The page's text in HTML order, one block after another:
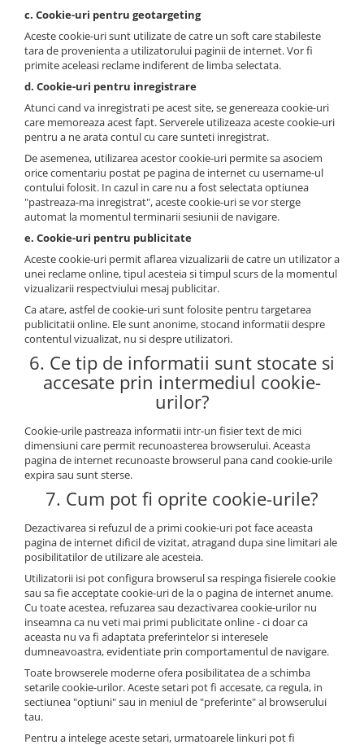
c. Cookie-uri pentru geotargeting
Aceste cookie-uri sunt utilizate de catre un soft care stabileste
tara de provenienta a utilizatorului paginii de internet. Vor fi
primite aceleasi reclame indiferent de limba selectata.
d. Cookie-uri pentru inregistrare
Atunci cand va inregistrati pe acest site, se genereaza cookie-uri
care memoreaza acest fapt. Serverele utilizeaza aceste cookie-uri
pentru a ne arata contul cu care sunteti inregistrat.
De asemenea, utilizarea acestor cookie-uri permite sa asociem
orice comentariu postat pe pagina de internet cu username-ul
contului folosit. In cazul in care nu a fost selectata optiunea
"pastreaza-ma inregistrat", aceste cookie-uri se vor sterge
automat la momentul terminarii sesiunii de navigare.
e. Cookie-uri pentru publicitate
Aceste cookie-uri permit aflarea vizualizarii de catre un utilizator a
unei reclame online, tipul acesteia si timpul scurs de la momentul
vizualizarii respectviului mesaj publicitar.
Ca atare, astfel de cookie-uri sunt folosite pentru targetarea
publicitatii online. Ele sunt anonime, stocand informatii despre
contentul vizualizat, nu si despre utilizatori.
6. Ce tip de informatii sunt stocate si
accesate prin intermediul cookie-
urilor?
Cookie-urile pastreaza informatii intr-un fisier text de mici
dimensiuni care permit recunoasterea browserului. Aceasta
pagina de internet recunoaste browserul pana cand cookie-urile
expira sau sunt sterse.
7. Cum pot fi oprite cookie-urile?
Dezactivarea si refuzul de a primi cookie-uri pot face aceasta
pagina de internet dificil de vizitat, atragand dupa sine limitari ale
posibilitatilor de utilizare ale acesteia.
Utilizatorii isi pot configura browserul sa respinga fisierele cookie
sau sa fie acceptate cookie-uri de la o pagina de internet anume.
Cu toate acestea, refuzarea sau dezactivarea cookie-urilor nu
inseamna ca nu veti mai primi publicitate online - ci doar ca
aceasta nu va fi adaptata preferintelor si interesele
dumneavoastra, evidentiate prin comportamentul de navigare.
Toate browserele moderne ofera posibilitatea de a schimba
setarile cookie-urilor. Aceste setari pot fi accesate, ca regula, in
sectiunea "optiuni" sau in meniul de "preferinte" al browserului
tau.
Pentru a intelege aceste setari, urmatoarele linkuri pot fi